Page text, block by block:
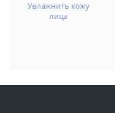
Увлажнить кожу
лица